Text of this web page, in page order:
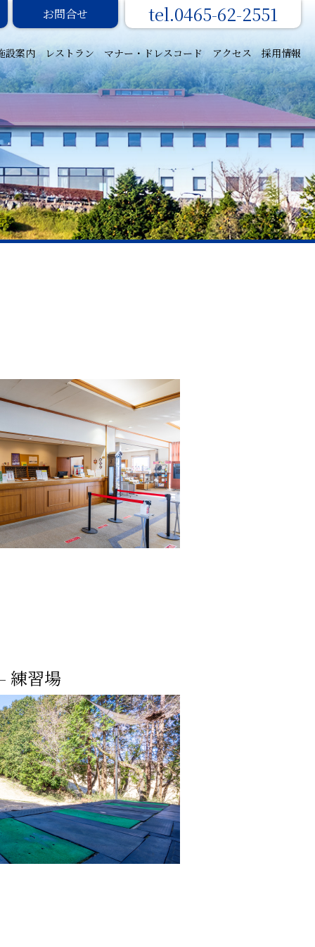
お問合せ
設案内 レストラン マナー・ドレスコード アクセス 採用情報
0465-62-2551
練習場